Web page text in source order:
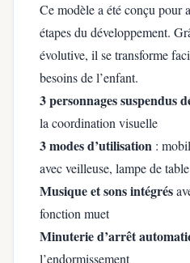
Ce modèle a été conçu pour
étapes du développement.
évolutive, il se transforme
besoins de l’enfant.
3 personnages suspendus
la coordination visuelle
3 modes d’utilisation :
avec veilleuse, lampe de table
Musique et sons intégrés
fonction muet
Minuterie d’arrêt
l’endormissement